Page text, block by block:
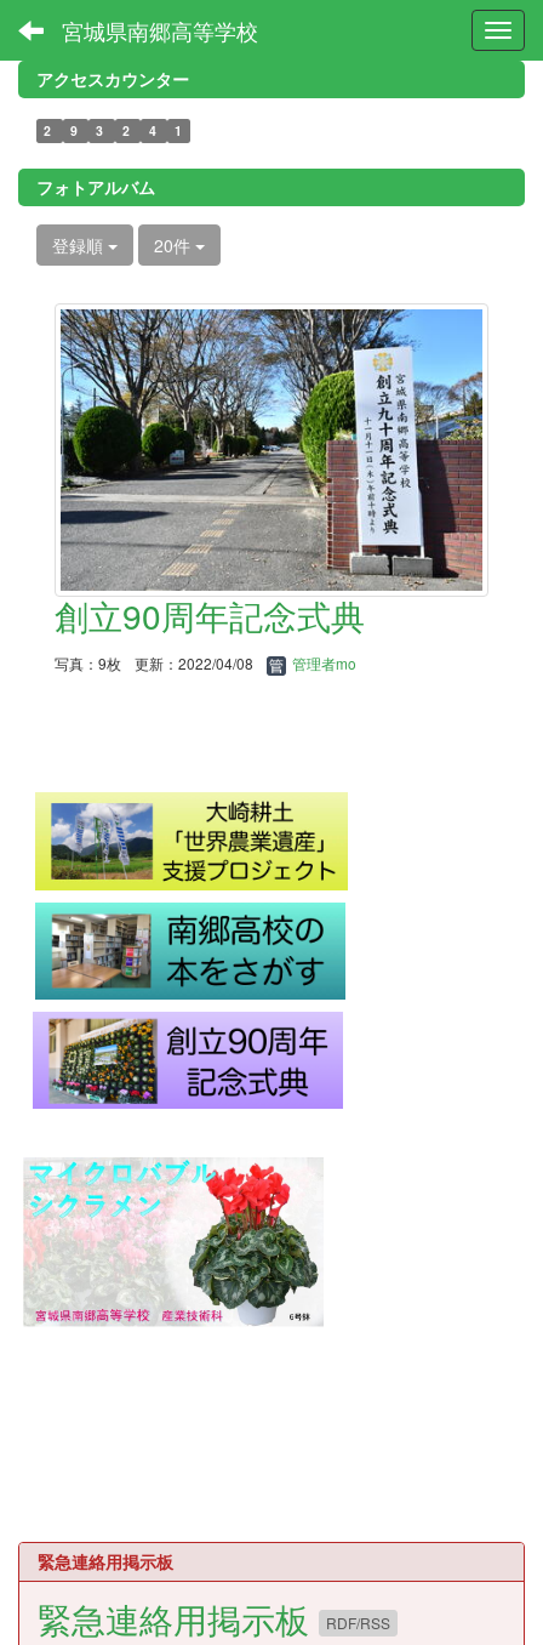
宮城県南郷高等学校
アクセスカウンター
2 9 3 2 4 1
フォトアルバム
登録順 20件
創立90周年記念式典
写真：9枚 更新：2022/04/08 管理者mo
緊急連絡用掲示板
緊急連絡用掲示板 RDF/RSS